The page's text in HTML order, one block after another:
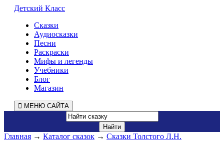
Детский Класс
Сказки
Аудиосказки
Песни
Раскраски
Мифы и легенды
Учебники
Блог
Магазин
МЕНЮ САЙТА
Главная → Каталог сказок → Сказки Толстого Л.Н.